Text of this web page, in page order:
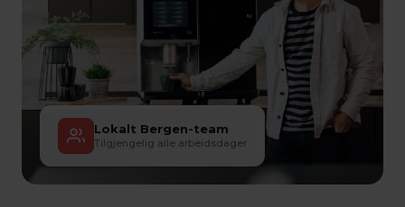
Lokalt Bergen-team
Tilgjengelig alle arbeidsdager